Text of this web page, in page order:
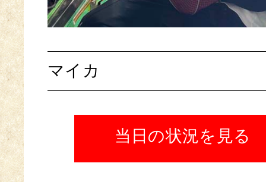
マイカ
当日の状況を見る